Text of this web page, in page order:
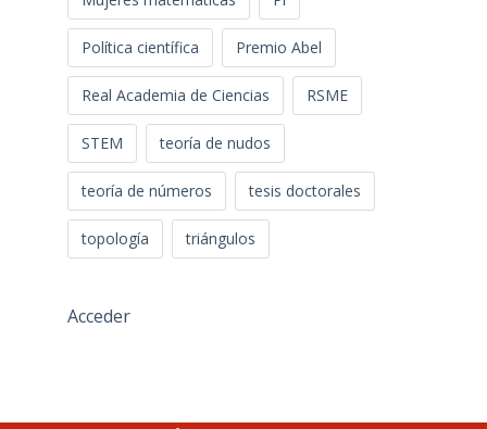
Política científica Premio Abel
Real Academia de Ciencias RSME
STEM teoría de nudos
teoría de números tesis doctorales
topología triángulos
Acceder